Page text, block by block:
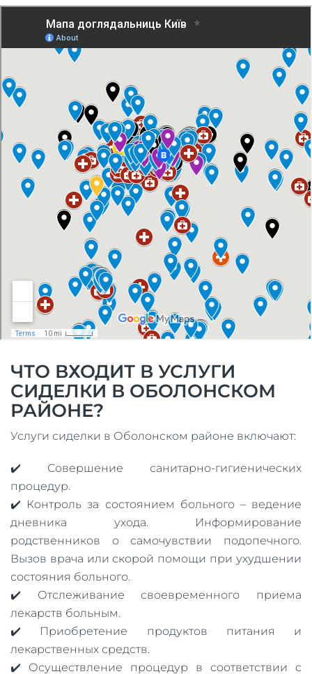
ЧТО ВХОДИТ В УСЛУГИ
СИДЕЛКИ В ОБОЛОНСКОМ
РАЙОНЕ?
Услуги сиделки в Оболонском районе включают:
✔️ Совершение санитарно-гигиенических
процедур.
✔️ Контроль за состоянием больного – ведение
дневника ухода. Информирование
родственников о самочувствии подопечного.
Вызов врача или скорой помощи при ухудшении
состояния больного.
✔️ Отслеживание своевременного приема
лекарств больным.
✔️ Приобретение продуктов питания и
лекарственных средств.
✔️ Осуществление процедур в соответствии с